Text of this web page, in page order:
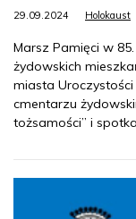
29.09.2024 Holokaust
Marsz Pamięci w
żydowskich
miasta
cmentarzu
tożsamości” i